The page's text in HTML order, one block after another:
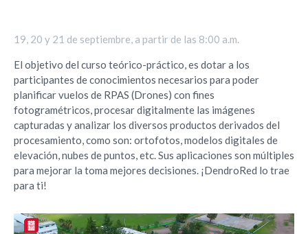
19, 20 y 21 de septiembre, a partir de las 8:00 a.m.
El objetivo del curso teórico-práctico, es dotar a los
participantes de conocimientos necesarios para poder
planificar vuelos de RPAS (Drones) con fines
fotogramétricos, procesar digitalmente las imágenes
capturadas y analizar los diversos productos derivados del
procesamiento, como son: ortofotos, modelos digitales de
elevación, nubes de puntos, etc. Sus aplicaciones son múltiples
para mejorar la toma mejores decisiones. ¡DendroRed lo trae
para ti!